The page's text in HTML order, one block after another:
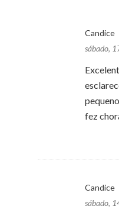
Candice
sábado,
fez
Candice
sábado,